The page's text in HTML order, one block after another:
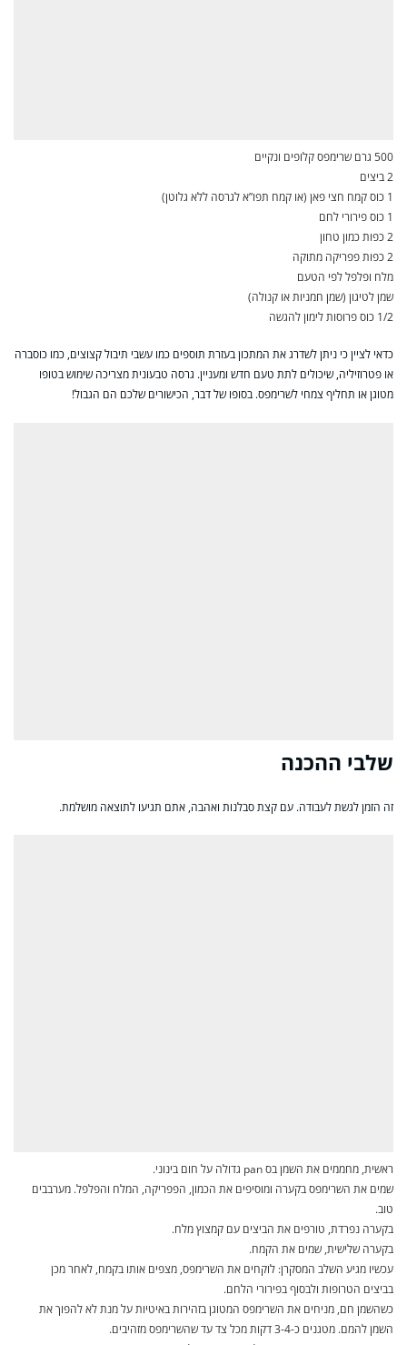
500 גרם שרימפס קלופים ונקיים
2 ביצים
1 כוס קמח חצי פאן (או קמח תפו”א לגרסה ללא גלוטן)
1 כוס פירורי לחם
2 כפות כמון טחון
2 כפות פפריקה מתוקה
מלח ופלפל לפי הטעם
שמן לטיגון (שמן חמניות או קנולה)
1/2 כוס פרוסות לימון להגשה
כדאי לציין כי ניתן לשדרג את המתכון בעזרת תוספים כמו עשבי תיבול קצוצים, כמו כוסברה
או פטרוזיליה, שיכולים לתת טעם חדש ומעניין. גרסה טבעונית מצריכה שימוש בטופו
מטוגן או תחליף צמחי לשרימפס. בסופו של דבר, הכישורים שלכם הם הגבול!
שלבי ההכנה
זה הזמן לגשת לעבודה. עם קצת סבלנות ואהבה, אתם תגיעו לתוצאה מושלמת.
ראשית, מחממים את השמן בס pan גדולה על חום בינוני.
שמים את השרימפס בקערה ומוסיפים את הכמון, הפפריקה, המלח והפלפל. מערבבים
טוב.
בקערה נפרדת, טורפים את הביצים עם קמצוץ מלח.
בקערה שלישית, שמים את הקמח.
עכשיו מגיע השלב המסקרן: לוקחים את השרימפס, מצפים אותו בקמח, לאחר מכן
בביצים הטרופות ולבסוף בפירורי הלחם.
כשהשמן חם, מניחים את השרימפס המטוגן בזהירות באיטיות על מנת לא להפוך את
השמן להמם. מטגנים כ-3-4 דקות מכל צד עד שהשרימפס מזהיבים.